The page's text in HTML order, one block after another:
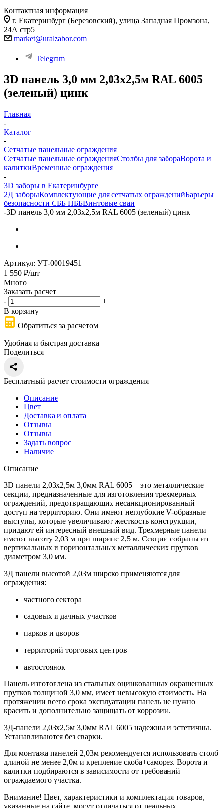
Контактная информация
г. Екатеринбург (Березовский), улица Западная Промзона,
24А стр5
market@uralzabor.com
Telegram
3D панель 3,0 мм 2,03х2,5м RAL 6005
(зеленый) цинк
Главная
-
Каталог
-
Сетчатые панельные ограждения
Сетчатые панельные огражденияСтолбы для забораВорота и
калиткиВременные ограждения
-
3D заборы в Екатеринбурге
2Д заборыКомплектующие для сетчатых огражденийБарьеры
безопасности СББ ПББВинтовые сваи
-3D панель 3,0 мм 2,03х2,5м RAL 6005 (зеленый) цинк
Артикул: УТ-00019451
1 550 ₽/шт
Много
Заказать расчет
-
+
В корзину
Обратиться за расчетом
Удобная и быстрая доставка
Поделиться
Бесплатный расчет стоимости ограждения
Описание
Цвет
Доставка и оплата
Отзывы
Отзывы
Задать вопрос
Наличие
Описание
3D панели 2,03х2,5м 3,0мм RAL 6005 – это металлические
секции, предназначенные для изготовления трехмерных
ограждений, предотвращающих несанкционированный
доступ на территорию. Они имеют неглубокие V-образные
выступы, которые увеличивают жесткость конструкции,
придают ей интересный внешний вид. Трехмерные панели
имеют высоту 2,03 м при ширине 2,5 м. Секции собраны из
вертикальных и горизонтальных металлических прутков
диаметром 3,0 мм.
3Д панели высотой 2,03м широко применяются для
ограждения:
частного сектора
садовых и дачных участков
парков и дворов
территорий торговых центров
автостоянок
Панель изготовлена из стальных оцинкованных окрашенных
прутков толщиной 3,0 мм, имеет невысокую стоимость. На
протяжении всего срока эксплуатации панель не нужно
красить и дополнительно защищать от коррозии.
3Д-панели 2,03х2,5м 3,0мм RAL 6005 надежны и эстетичны.
Устанавливаются без сварки.
Для монтажа панелей 2,03м рекомендуется использовать столб
длиной не менее 2,0м и крепление скоба+саморез. Ворота и
калитки подбираются в зависимости от требований
ограждаемого участка.
Внимание! Цвет, характеристики и комплектация товаров,
указанные на сайте, могут отличаться от реальных.